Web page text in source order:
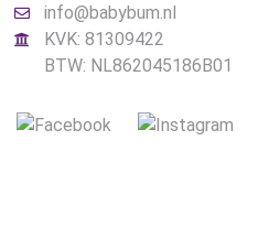
info@babybum.nl
KVK: 81309422
BTW: NL862045186B01